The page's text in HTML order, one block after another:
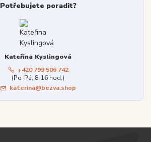
Potřebujete poradit?
Kateřina Kyslingová
+420 799 506 742
(Po-Pá, 8-16 hod.)
katerina@bezva.shop